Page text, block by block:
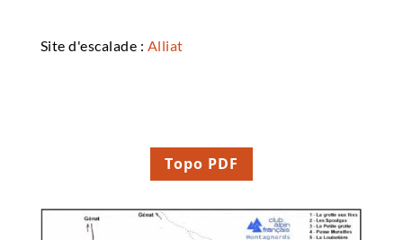
Site d'escalade : Alliat
Topo PDF